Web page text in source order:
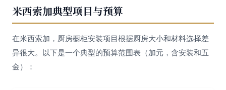
米西索加典型项目与预算
在米西索加，厨房橱柜安装项目根据厨房大小和材料选择差
异很大。以下是一个典型的预算范围表（加元，含安装和五
金）：